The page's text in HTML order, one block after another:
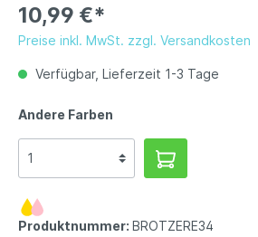
10,99 €*
Preise inkl. MwSt. zzgl. Versandkosten
Verfügbar, Lieferzeit 1-3 Tage
Andere Farben
Produktnummer: BROTZERE34